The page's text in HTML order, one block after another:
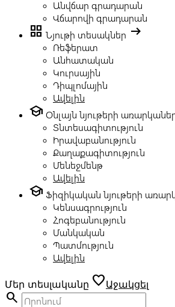
Անվճար գրադարան
Վճարովի գրադարան
grid_view Նյութի տեսակներ arrow_right_alt
Ռեֆերատ
Անհատական
Կուրսային
Դիպլոմային
Ավելին
school Օնլայն նյութերի
Տնտեսագիտություն
Իրավաբանություն
Քաղաքագիտություն
Մենեջմենթ
Ավելին
school Ֆիզիկական նյութերի
Կենսագրություն
Հոգեբանություն
Մանկական
Պատմություն
Ավելին
Մեր տեսլականը favoriteԱջակցել
search